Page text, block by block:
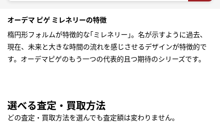
オーデマ ピゲ ミレネリーの特徴
楕円形フォルムが特徴的な｢ミレネリー｣。名が示すように過去、
現在、未来と大きな時間の流れを感じさせるデザインが特徴的で
す。オーデマピゲのもう一つの代表的且つ期待のシリーズです。
選べる査定・買取方法
どの査定・買取方法を選んでも査定額は変わりません。